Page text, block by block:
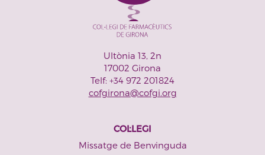
Ultònia 13, 2n
17002 Girona
Telf: +34 972 201824
cofgirona@cofgi.org
COL·LEGI
Missatge de Benvinguda